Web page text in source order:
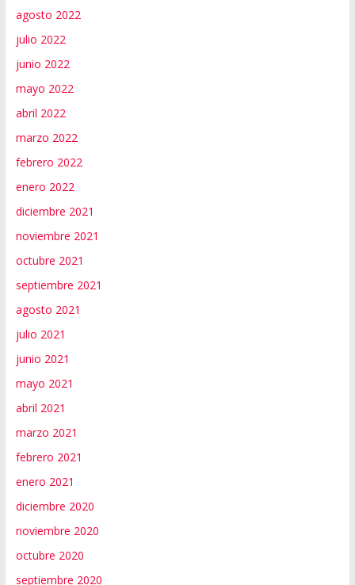
agosto 2022
julio 2022
junio 2022
mayo 2022
abril 2022
marzo 2022
febrero 2022
enero 2022
diciembre 2021
noviembre 2021
octubre 2021
septiembre 2021
agosto 2021
julio 2021
junio 2021
mayo 2021
abril 2021
marzo 2021
febrero 2021
enero 2021
diciembre 2020
noviembre 2020
octubre 2020
septiembre 2020